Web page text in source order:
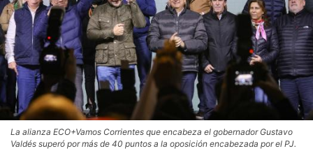
La alianza ECO+Vamos Corrientes que encabeza el gobernador Gustavo
Valdés superó por más de 40 puntos a la oposición encabezada por el PJ.